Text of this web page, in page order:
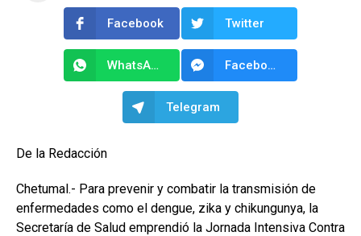
Facebook Twitter
WhatsApp Facebook Messenger
Telegram
De la Redacción
Chetumal.- Para prevenir y combatir la transmisión de
enfermedades como el dengue, zika y chikungunya, la
Secretaría de Salud emprendió la Jornada Intensiva Contra